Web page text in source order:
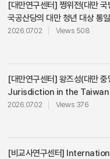
[대만연구센터] 쩡위전(대만
국공산당의 대만 청년 대상 통
2026.07.02 Views 508
[대만연구센터] 왕즈성(대만
Jurisdiction in the
2026.07.02 Views 376
[비교사연구센터]